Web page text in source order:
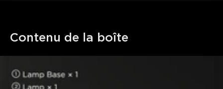
Contenu de la boîte